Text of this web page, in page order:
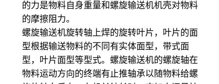
的力是物料自身重量和螺旋输送机机壳对物料
的摩擦阻力。
螺旋输送机旋转轴上焊的旋转叶片，叶片的面
型根据输送物料的不同有实体面型，带式面
型，叶片面型等型式。螺旋输送机的螺旋轴在
物料运动方向的终端有止推轴承以随物料给螺